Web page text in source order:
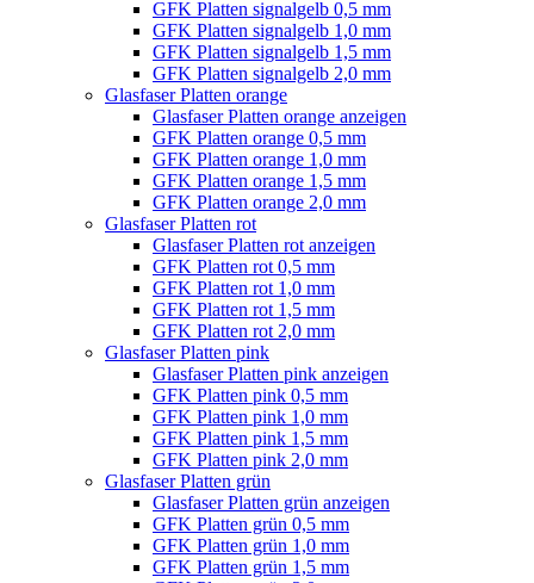
GFK Platten signalgelb 0,5 mm
GFK Platten signalgelb 1,0 mm
GFK Platten signalgelb 1,5 mm
GFK Platten signalgelb 2,0 mm
Glasfaser Platten orange
Glasfaser Platten orange anzeigen
GFK Platten orange 0,5 mm
GFK Platten orange 1,0 mm
GFK Platten orange 1,5 mm
GFK Platten orange 2,0 mm
Glasfaser Platten rot
Glasfaser Platten rot anzeigen
GFK Platten rot 0,5 mm
GFK Platten rot 1,0 mm
GFK Platten rot 1,5 mm
GFK Platten rot 2,0 mm
Glasfaser Platten pink
Glasfaser Platten pink anzeigen
GFK Platten pink 0,5 mm
GFK Platten pink 1,0 mm
GFK Platten pink 1,5 mm
GFK Platten pink 2,0 mm
Glasfaser Platten grün
Glasfaser Platten grün anzeigen
GFK Platten grün 0,5 mm
GFK Platten grün 1,0 mm
GFK Platten grün 1,5 mm